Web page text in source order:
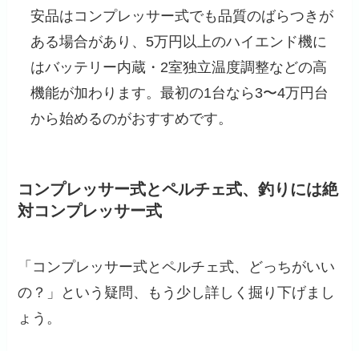
安品はコンプレッサー式でも品質のばらつきが
ある場合があり、5万円以上のハイエンド機に
はバッテリー内蔵・2室独立温度調整などの高
機能が加わります。最初の1台なら3〜4万円台
から始めるのがおすすめです。
コンプレッサー式とペルチェ式、釣りには絶
対コンプレッサー式
「コンプレッサー式とペルチェ式、どっちがいい
の？」という疑問、もう少し詳しく掘り下げまし
ょう。